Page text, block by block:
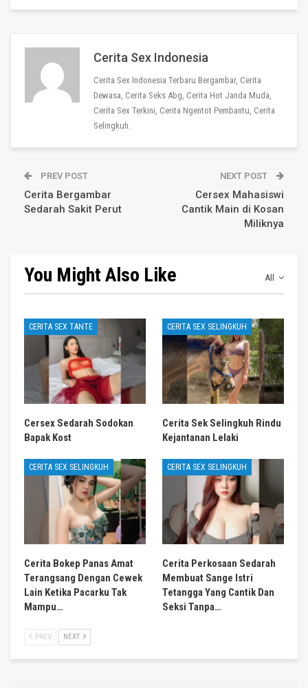
Cerita Sex Indonesia
Cerita Sex Indonesia Terbaru Bergambar, Cerita
Dewasa, Cerita Seks Abg, Cerita Hot Janda Muda,
Cerita Sex Terkini, Cerita Ngentot Pembantu, Cerita
Selingkuh.
PREV POST
Cerita Bergambar
Sedarah Sakit Perut
NEXT POST
Cersex Mahasiswi
Cantik Main di Kosan
Miliknya
All
You Might Also Like
CERITA SEX TANTE
Cersex Sedarah Sodokan
Bapak Kost
CERITA SEX SELINGKUH
Cerita Sek Selingkuh Rindu
Kejantanan Lelaki
CERITA SEX SELINGKUH
Cerita Bokep Panas Amat
Terangsang Dengan Cewek
Lain Ketika Pacarku Tak
Mampu…
CERITA SEX SELINGKUH
Cerita Perkosaan Sedarah
Membuat Sange Istri
Tetangga Yang Cantik Dan
Seksi Tanpa…
PREV NEXT